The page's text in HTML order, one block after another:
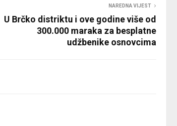
NAREDNA VIJEST
U Brčko distriktu i ove godine više od
300.000 maraka za besplatne
udžbenike osnovcima